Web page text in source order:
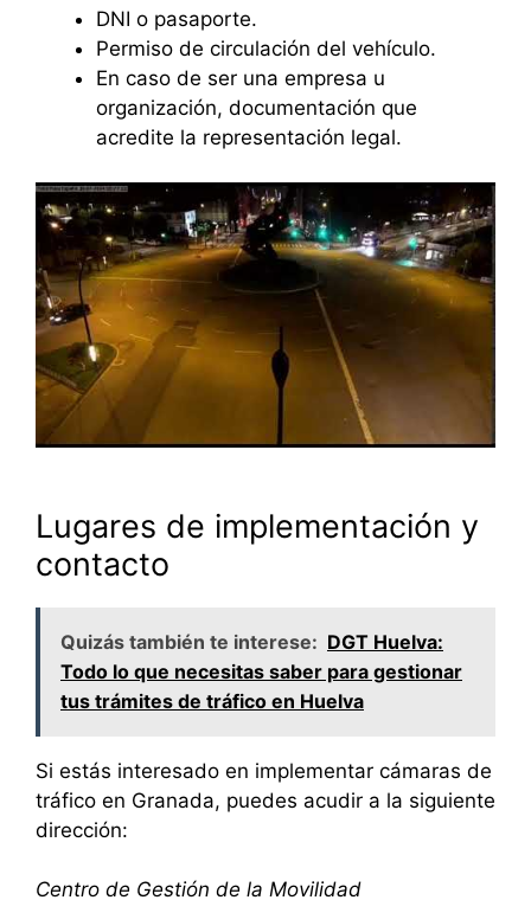
DNI o pasaporte.
Permiso de circulación del vehículo.
En caso de ser una empresa u
organización, documentación que
acredite la representación legal.
Lugares de implementación y
contacto
Quizás también te interese: DGT Huelva:
Todo lo que necesitas saber para gestionar
tus trámites de tráfico en Huelva
Si estás interesado en implementar cámaras de
tráfico en Granada, puedes acudir a la siguiente
dirección:
Centro de Gestión de la Movilidad